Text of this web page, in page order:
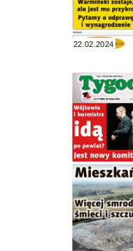
22.02.2024